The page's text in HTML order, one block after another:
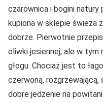
czarownica i bogini
kupiona w sklepie świeża
dobrze. Pierwotnie
oliwki jesiennej, ale w tym
głogu. Chociaż jest to
czerwoną, rozgrzewającą,
dobre jedzenie na